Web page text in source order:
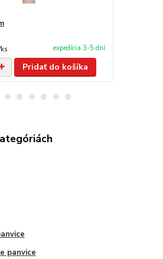
ks expedícia 3-5 dní
Pridať do košíka
panvice